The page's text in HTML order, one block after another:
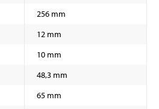
256 mm
12 mm
10 mm
48,3 mm
65 mm